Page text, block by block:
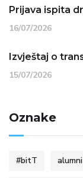
Prijava ispita
16/07/2026
Izvještaj o
15/07/2026
Oznake
#bitT alumni